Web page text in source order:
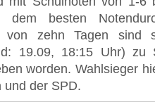
besten
von zehn Tagen sind
19.09, 18:15 Uhr) zu
worden. Wahlsieger
und der SPD.